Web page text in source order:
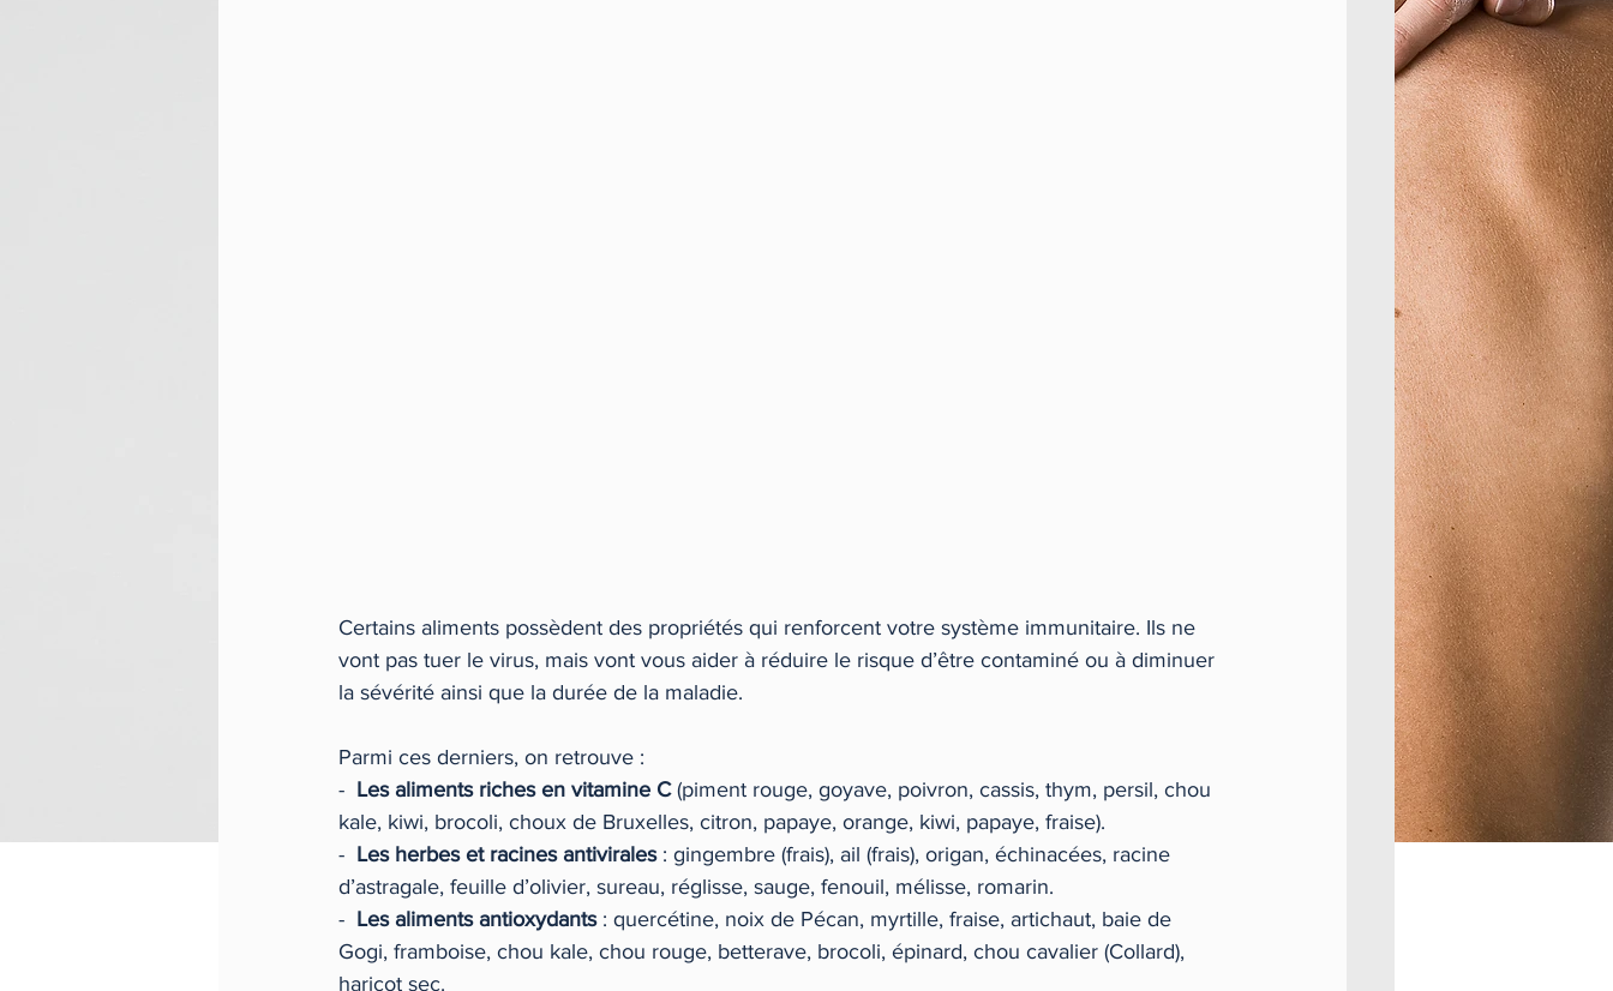
Certains aliments possèdent des propriétés qui renforcent votre système immunitaire. Ils ne
vont pas tuer le virus, mais vont vous aider à réduire le risque d’être contaminé ou à diminuer
la sévérité ainsi que la durée de la maladie.
Parmi ces derniers, on retrouve :
- Les aliments riches en vitamine C (piment rouge, goyave, poivron, cassis, thym, persil, chou
kale, kiwi, brocoli, choux de Bruxelles, citron, papaye, orange, kiwi, papaye, fraise).
- Les herbes et racines antivirales : gingembre (frais), ail (frais), origan, échinacées, racine
d’astragale, feuille d’olivier, sureau, réglisse, sauge, fenouil, mélisse, romarin.
- Les aliments antioxydants : quercétine, noix de Pécan, myrtille, fraise, artichaut, baie de
Gogi, framboise, chou kale, chou rouge, betterave, brocoli, épinard, chou cavalier (Collard),
haricot sec.